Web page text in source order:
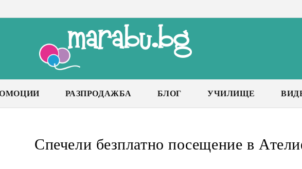
РАЗПРОДАЖБА БЛОГ УЧИЛИЩЕ
Спечели безплатно посещение в